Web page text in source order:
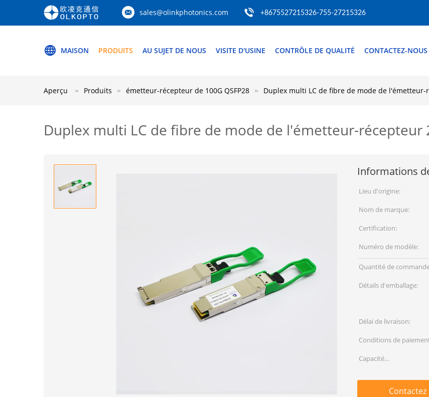
sales@olinkphotonics.com +8675527215326-755-27215326
MAISON PRODUITS AU SUJET DE NOUS VISITE D'USINE CONTRÔLE DE QUALITÉ CONTACTEZ-NOUS
Aperçu Produits émetteur-récepteur de 100G QSFP28 Duplex multi LC de fibre de mode de l'émetteur-
Duplex multi LC de fibre de mode de l'émetteur-récepteur
Informations
Lieu d'origine:
Nom de marque:
Certification:
Numéro de modèle:
Quantité de
min:
Détails d'emballage:
Délai de livraison:
Conditions de
Capacité
Contactez